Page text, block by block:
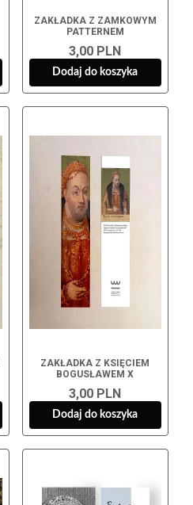
ZAKŁADKA Z ZAMKOWYM
PATTERNEM
3,00 PLN
Dodaj do koszyka
ZAKŁADKA Z KSIĘCIEM
BOGUSŁAWEM X
3,00 PLN
Dodaj do koszyka